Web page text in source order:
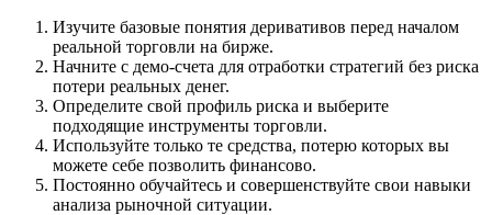
Изучите базовые понятия деривативов перед началом
реальной торговли на бирже.
Начните с демо-счета для отработки стратегий без риска
потери реальных денег.
Определите свой профиль риска и выберите
подходящие инструменты торговли.
Используйте только те средства, потерю которых вы
можете себе позволить финансово.
Постоянно обучайтесь и совершенствуйте свои навыки
анализа рыночной ситуации.